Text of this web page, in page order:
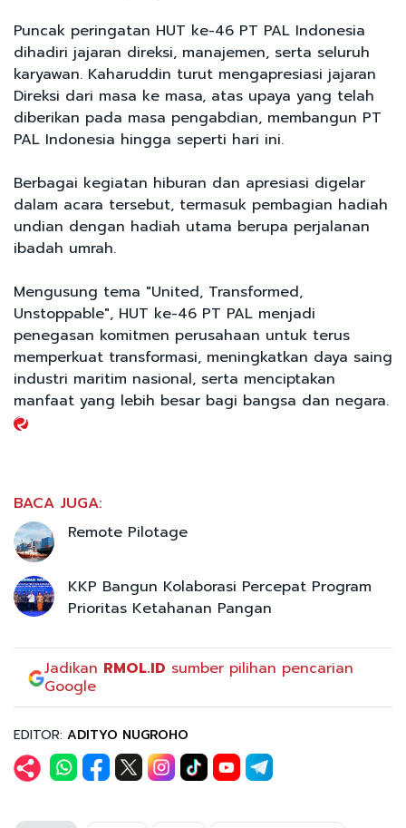
Puncak peringatan HUT ke-46 PT PAL Indonesia
dihadiri jajaran direksi, manajemen, serta seluruh
karyawan. Kaharuddin turut mengapresiasi jajaran
Direksi dari masa ke masa, atas upaya yang telah
diberikan pada masa pengabdian, membangun PT
PAL Indonesia hingga seperti hari ini.
Berbagai kegiatan hiburan dan apresiasi digelar
dalam acara tersebut, termasuk pembagian hadiah
undian dengan hadiah utama berupa perjalanan
ibadah umrah.
Mengusung tema "United, Transformed,
Unstoppable", HUT ke-46 PT PAL menjadi
penegasan komitmen perusahaan untuk terus
memperkuat transformasi, meningkatkan daya saing
industri maritim nasional, serta menciptakan
manfaat yang lebih besar bagi bangsa dan negara.
BACA JUGA:
Remote Pilotage
KKP Bangun Kolaborasi Percepat Program
Prioritas Ketahanan Pangan
Jadikan RMOL.ID sumber pilihan pencarian
Google
EDITOR: ADITYO NUGROHO